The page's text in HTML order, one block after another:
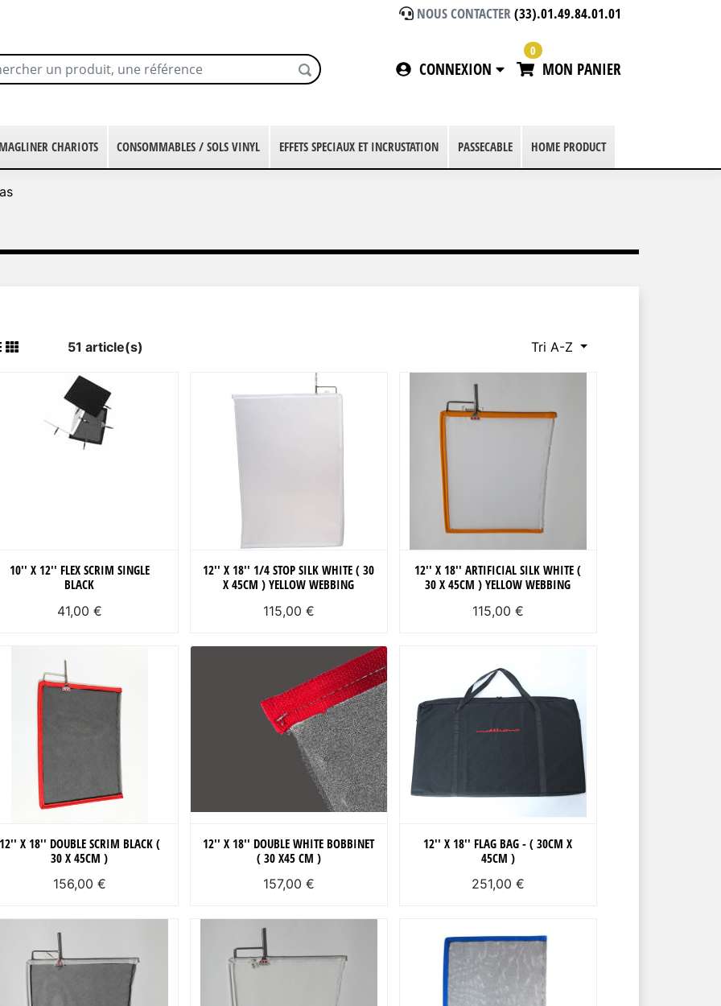
NOUS CONTACTER(33).01.49.84.01.01
CONNEXION
0
MON PANIER
CHARIOTS CONSOMMABLES / SOLS VINYL EFFETS SPECIAUX ET INCRUSTATION PASSECABLE HOME PRODUCT
51 article(s) Tri A-Z
10'' X 12'' FLEX SCRIM SINGLE
BLACK
41,00 €
12'' X 18'' 1/4 STOP SILK WHITE ( 30
X 45CM ) YELLOW WEBBING
115,00 €
12'' X 18'' ARTIFICIAL SILK WHITE (
30 X 45CM ) YELLOW WEBBING
115,00 €
X 18'' DOUBLE SCRIM BLACK (
30 X 45CM )
156,00 €
12'' X 18'' DOUBLE WHITE BOBBINET
( 30 X45 CM )
157,00 €
12'' X 18'' FLAG BAG - ( 30CM X
45CM )
251,00 €